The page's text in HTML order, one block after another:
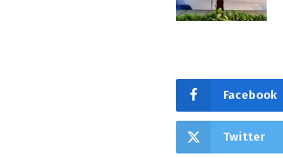
Facebook
Twitter